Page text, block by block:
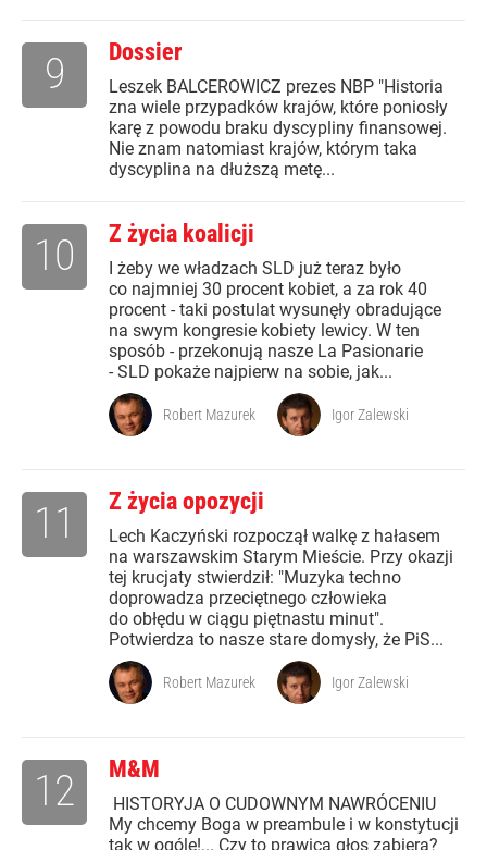
Dossier
Leszek BALCEROWICZ prezes NBP "Historia
zna wiele przypadków krajów, które poniosły
karę z powodu braku dyscypliny finansowej.
Nie znam natomiast krajów, którym taka
dyscyplina na dłuższą metę...
9
Z życia koalicji
I żeby we władzach SLD już teraz było
co najmniej 30 procent kobiet, a za rok 40
procent - taki postulat wysunęły obradujące
na swym kongresie kobiety lewicy. W ten
sposób - przekonują nasze La Pasionarie
- SLD pokaże najpierw na sobie, jak...
10
Robert Mazurek Igor Zalewski
Z życia opozycji
Lech Kaczyński rozpoczął walkę z hałasem
na warszawskim Starym Mieście. Przy okazji
tej krucjaty stwierdził: "Muzyka techno
doprowadza przeciętnego człowieka
do obłędu w ciągu piętnastu minut".
Potwierdza to nasze stare domysły, że PiS...
11
Robert Mazurek Igor Zalewski
M&M
HISTORYJA O CUDOWNYM NAWRÓCENIU
My chcemy Boga w preambule i w konstytucji
tak w ogóle!... Czy to prawica głos zabiera?
12